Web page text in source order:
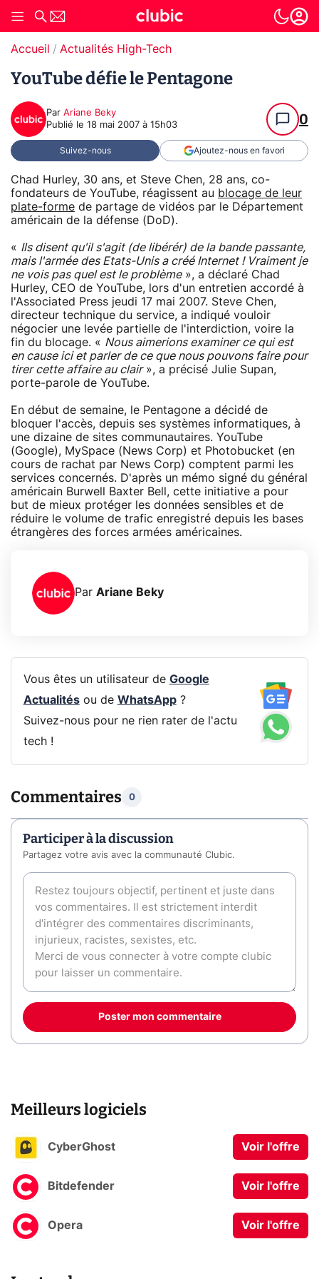
Accueil Actualités High-Tech
YouTube défie le Pentagone
Par Ariane Beky
Publié le 18 mai 2007 à 15h03 0
Suivez-nous Ajoutez-nous en favori
Chad Hurley, 30 ans, et Steve Chen, 28 ans, co-
fondateurs de YouTube, réagissent au blocage de leur
plate-forme de partage de vidéos par le Département
américain de la défense (DoD).
« Ils disent qu'il s'agit (de libérér) de la bande passante,
mais l'armée des Etats-Unis a créé Internet ! Vraiment je
ne vois pas quel est le problème», a déclaré Chad
Hurley, CEO de YouTube, lors d'un entretien accordé à
l'Associated Press jeudi 17 mai 2007. Steve Chen,
directeur technique du service, a indiqué vouloir
négocier une levée partielle de l'interdiction, voire la
fin du blocage. « Nous aimerions examiner ce qui est
en cause ici et parler de ce que nous pouvons faire pour
tirer cette affaire au clair», a précisé Julie Supan,
porte-parole de YouTube.
En début de semaine, le Pentagone a décidé de
bloquer l'accès, depuis ses systèmes informatiques, à
une dizaine de sites communautaires. YouTube
(Google), MySpace (News Corp) et Photobucket (en
cours de rachat par News Corp) comptent parmi les
services concernés. D'après un mémo signé du général
américain Burwell Baxter Bell, cette initiative a pour
but de mieux protéger les données sensibles et de
réduire le volume de trafic enregistré depuis les bases
étrangères des forces armées américaines.
Par Ariane Beky
Vous êtes un utilisateur de Google
Actualitésou de WhatsApp?
Suivez-nous pour ne rien rater de l'actu
tech !
Commentaires 0
Participer à la discussion
Partagez votre avis avec la communauté Clubic.
Poster mon commentaire
Meilleurs logiciels
CyberGhost Voir l'offre
Bitdefender Voir l'offre
Opera Voir l'offre